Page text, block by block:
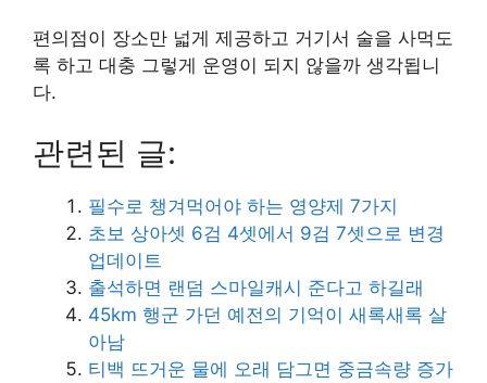
편의점이 장소만 넓게 제공하고 거기서 술을 사먹도
록 하고 대충 그렇게 운영이 되지 않을까 생각됩니
다.
관련된 글:
필수로 챙겨먹어야 하는 영양제 7가지
초보 상아셋 6검 4셋에서 9검 7셋으로 변경
업데이트
출석하면 랜덤 스마일캐시 준다고 하길래
45km 행군 가던 예전의 기억이 새록새록 살
아남
티백 뜨거운 물에 오래 담그면 중금속량 증가